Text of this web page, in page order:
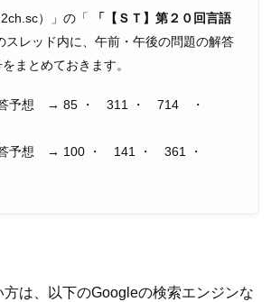
2ch.sc）」の「
【ＳＴ】第２０回言語
スレッド内に、午前・午後の問題の解答
まとめておきます。
答予想 → 85 ・ 311 ・ 714 ・
答予想 → 100 ・ 141 ・ 361 ・
は、以下のGoogleの検索エンジンな